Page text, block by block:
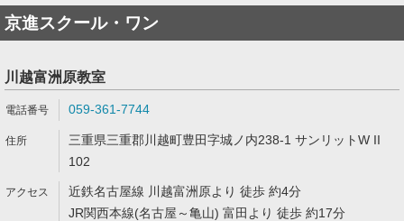
京進スクール・ワン
川越富洲原教室
059-361-7744
三重県三重郡川越町豊田字城ノ内238-1 サンリットW II
102
近鉄名古屋線 川越富洲原より 徒歩 約4分
JR関西本線(名古屋～亀山) 富田より 徒歩 約17分